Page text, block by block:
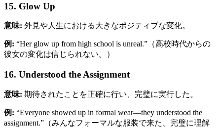
15. Glow Up
意味: 外見や人生における大きなポジティブな変化。
例: “Her glow up from high school is unreal.”（高校時代からの
彼女の変化は信じられない。）
16. Understood the Assignment
意味: 期待されたことを正確に行い、完璧に実行した。
例: “Everyone showed up in formal wear—they understood the
assignment.”（みんなフォーマルな服装で来た、完璧に理解